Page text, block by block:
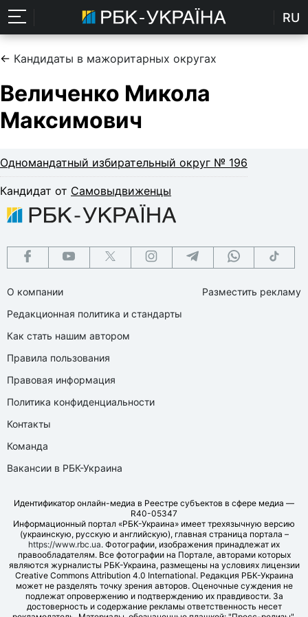
RU
← Кандидаты в мажоритарных округах
Величенко Микола
Максимович
Одномандатный избирательный округ № 196
Кандидат от Самовыдвиженцы
О компании
Редакционная политика и стандарты
Как стать нашим автором
Правила пользования
Правовая информация
Политика конфиденциальности
Контакты
Команда
Вакансии в РБК-Украина
Разместить рекламу
Идентификатор онлайн-медиа в Реестре субъектов в сфере медиа —
R40-05347
Информационный портал «РБК-Украина» имеет трехязычную версию
(украинскую, русскую и английскую), главная страница портала –
https://www.rbc.ua. Фотографии, изображения принадлежат их
правообладателям. Все фотографии на Портале, авторами которых
являются журналисты РБК-Украина, размещены на условиях лицензии
Creative Commons Attribution 4.0 International. Редакция РБК-Украина
может не разделять точку зрения авторов. Оценочные суждения не
подлежат опровержению и подтверждению их правдивости. За
достоверность и содержание рекламы ответственность несет